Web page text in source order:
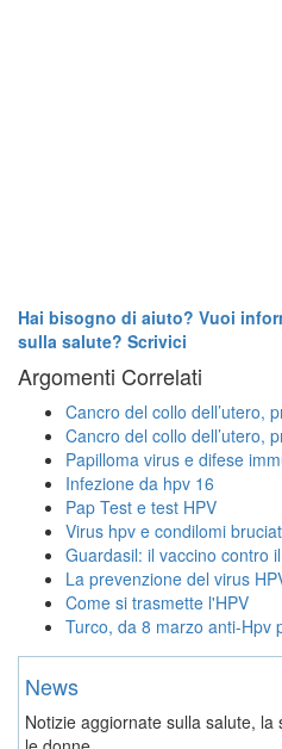
Hai bisogno di aiuto? Vuoi
sulla salute? Scrivici
Argomenti Correlati
Cancro del collo dell’utero,
Cancro del collo dell’utero,
Papilloma virus e difese
Infezione da hpv 16
Pap Test e test HPV
Virus hpv e condilomi
Guardasil: il vaccino contro
La prevenzione del virus
Come si trasmette l'HPV
Turco, da 8 marzo anti-Hpv
News
Notizie aggiornate sulla salute,